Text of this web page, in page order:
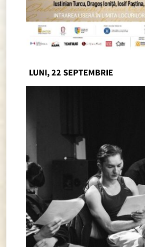
LUNI, 22 SEPTEMBRIE